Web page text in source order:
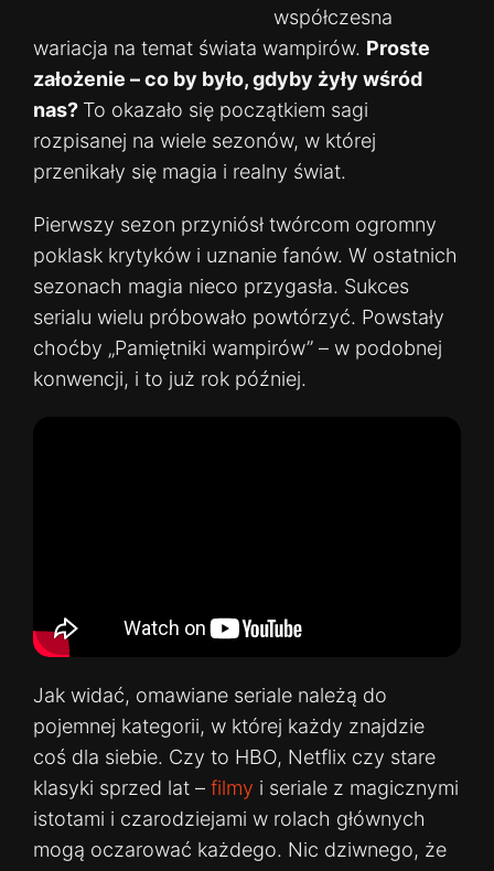
współczesna
wariacja na temat świata wampirów. Proste
założenie – co by było, gdyby żyły wśród
nas? To okazało się początkiem sagi
rozpisanej na wiele sezonów, w której
przenikały się magia i realny świat.
Pierwszy sezon przyniósł twórcom ogromny
poklask krytyków i uznanie fanów. W ostatnich
sezonach magia nieco przygasła. Sukces
serialu wielu próbowało powtórzyć. Powstały
choćby „Pamiętniki wampirów” – w podobnej
konwencji, i to już rok później.
Jak widać, omawiane seriale należą do
pojemnej kategorii, w której każdy znajdzie
coś dla siebie. Czy to HBO, Netflix czy stare
klasyki sprzed lat – filmy i seriale z magicznymi
istotami i czarodziejami w rolach głównych
mogą oczarować każdego. Nic dziwnego, że